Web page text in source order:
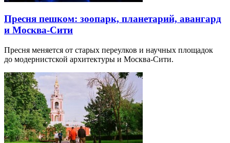
Пресня пешком: зоопарк, планетарий, авангард
и Москва-Сити
Пресня меняется от старых переулков и научных площадок
до модернистской архитектуры и Москва-Сити.